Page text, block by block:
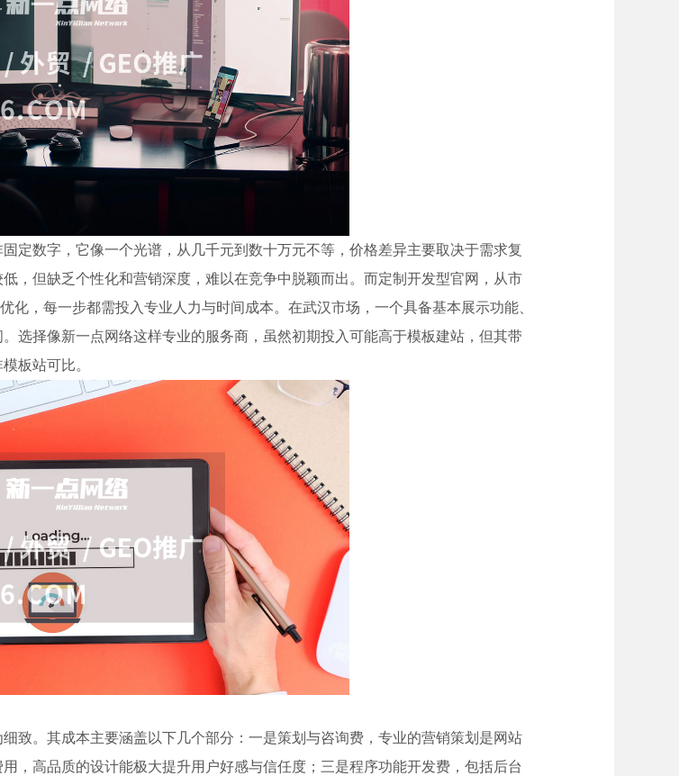
定数字，它像一个光谱，从几千元到数十万元不等，价格差异主要取决于需求复
，但缺乏个性化和营销深度，难以在竞争中脱颖而出。而定制开发型官网，从市
，每一步都需投入专业人力与时间成本。在武汉市场，一个具备基本展示功能、
选择像新一点网络这样专业的服务商，虽然初期投入可能高于模板建站，但其带
板站可比。
致。其成本主要涵盖以下几个部分：一是策划与咨询费，专业的营销策划是网站
，高品质的设计能极大提升用户好感与信任度；三是程序功能开发费，包括后台